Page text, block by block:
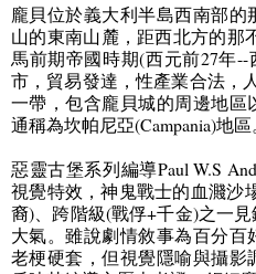
龐貝位於義大利半島西南部
山的東南山麓，距西北方的那
馬前期帝國時期(西元前27年--
市， 貿易發達 ，性產業合法，
一帶，包含龐貝城的周邊地區
通稱為坎帕尼亞(Campania)地區
惡靈古堡系列編導Paul W.S
視覺特效 ，神鬼戰士的血濺沙
裔) 跨階級(戰俘+千金)之一見
大氣。雖說劇情敘事為百分百
老梗硬套 ，但視覺隱喻與攝影